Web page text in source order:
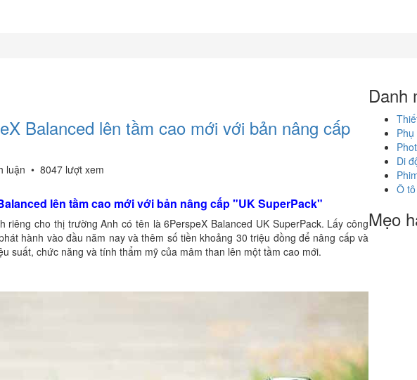
Balanced lên tầm cao mới với bản nâng cấp
luận • 8047 lượt xem
lên tầm cao mới với bản nâng cấp "UK SuperPack"
cho thị trường Anh có tên là 6PerspeX Balanced UK SuperPack. Lấy công
hành vào đầu năm nay và thêm số tiền khoảng 30 triệu đồng để nâng cấp và
suất, chức năng và tính thẩm mỹ của mâm than lên một tầm cao mới.
Danh
Di
Ô
Mẹo